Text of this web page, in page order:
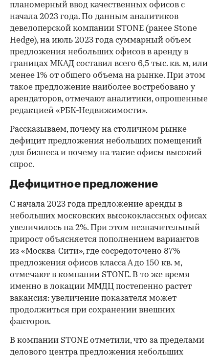
планомерный ввод качественных офисов с
начала 2023 года. По данным аналитиков
девелоперской компании STONE (ранее Stone
Hedge), на июль 2023 года суммарный объем
предложения небольших офисов в аренду в
границах МКАД составил всего 6,5 тыс. кв. м, или
менее 1% от общего объема на рынке. При этом
такое предложение наиболее востребовано у
арендаторов, отмечают аналитики, опрошенные
редакцией «РБК-Недвижимости».
Рассказываем, почему на столичном рынке
дефицит предложения небольших помещений
для бизнеса и почему на такие офисы высокий
спрос.
Дефицитное предложение
00:00 / 00:00
С начала 2023 года предложение аренды в
небольших московских высококлассных офисах
увеличилось на 2%. При этом незначительный
прирост объясняется пополнением вариантов
из «Москва-Сити», где сосредоточено 87%
предложения офисов класса А до 150 кв. м,
отмечают в компании STONE. В то же время
именно в локации ММДЦ постепенно растет
вакансия: увеличение показателя может
продолжиться при сохранении внешних
факторов.
В компании STONE отметили, что за пределами
делового центра предложения небольших